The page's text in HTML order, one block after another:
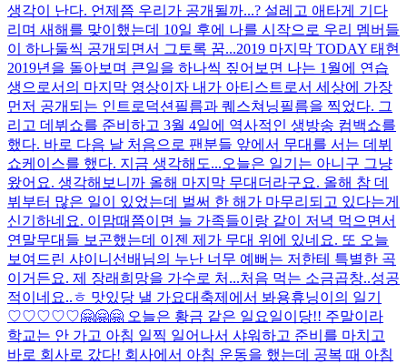
생각이 난다. 언제쯤 우리가 공개될까...? 설레고 애타게 기다
리며 새해를 맞이했는데 10일 후에 나를 시작으로 우리 멤버들
이 하나둘씩 공개되면서 그토록 꿈...2019 마지막 TODAY 태현
2019년을 돌아보며 큰일을 하나씩 짚어보면 나는 1월에 연습
생으로서의 마지막 영상이자 내가 아티스트로서 세상에 가장
먼저 공개되는 인트로덕션필름과 퀘스쳐닝필름을 찍었다. 그
리고 데뷔쇼를 준비하고 3월 4일에 역사적인 생방송 컴백쇼를
했다. 바로 다음 날 처음으로 팬분들 앞에서 무대를 서는 데뷔
쇼케이스를 했다. 지금 생각해도...오늘은 일기는 아니구 그냥
왔어요. 생각해보니까 올해 마지막 무대더라구요. 올해 참 데
뷔부터 많은 일이 있었는데 벌써 한 해가 마무리되고 있다는게
신기하네요. 이맘때쯤이면 늘 가족들이랑 같이 저녁 먹으면서
연말무대들 보곤했는데 이젠 제가 무대 위에 있네요. 또 오늘
보여드린 샤이니선배님의 누난 너무 예뻐는 저한테 특별한 곡
이거든요. 제 장래희망을 가수로 처...처음 먹는 소금곱창..성공
적이네요..ㅎ 맛있당 낼 가요대축제에서 봐용휴닝이의 일기
♡♡♡♡♡🤗🤗🤗 오늘은 황금 같은 일요일이당!! 주말이라
학교는 안 가고 아침 일찍 일어나서 샤워하고 준비를 마치고
바로 회사로 갔다! 회사에서 아침 운동을 했는데 공복 때 아침